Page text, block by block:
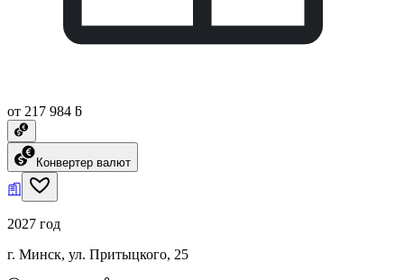
от 217 984 ƃ
Конвертер валют
2027 год
г. Минск, ул. Притыцкого, 25